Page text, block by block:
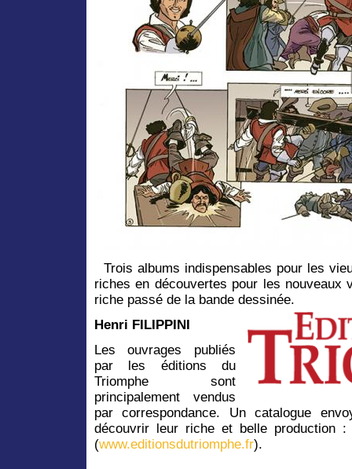
Trois albums indispensables pour les
riches en découvertes pour les nouveaux
riche passé de la bande dessinée.
Henri FILIPPINI
Les ouvrages publiés
par les éditions du
Triomphe sont
principalement vendus
par correspondance. Un catalogue
découvrir leur riche et belle production
(www.editionsdutriomphe.fr).